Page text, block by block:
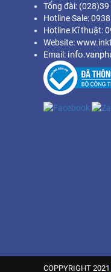
Tổng đài:
Hotline Sale:
Hotline Kĩ thuật:
Website:
Email:
COPPYRIGHT 2021